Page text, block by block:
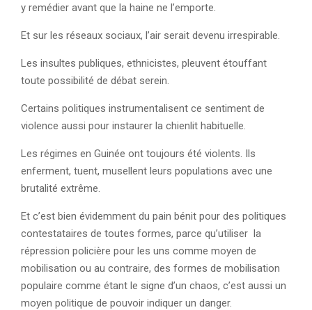
y remédier avant que la haine ne l’emporte.
Et sur les réseaux sociaux, l’air serait devenu irrespirable.
Les insultes publiques, ethnicistes, pleuvent étouffant
toute possibilité de débat serein.
Certains politiques instrumentalisent ce sentiment de
violence aussi pour instaurer la chienlit habituelle.
Les régimes en Guinée ont toujours été violents. Ils
enferment, tuent, musellent leurs populations avec une
brutalité extrême.
Et c’est bien évidemment du pain bénit pour des politiques
contestataires de toutes formes, parce qu’utiliser la
répression policière pour les uns comme moyen de
mobilisation ou au contraire, des formes de mobilisation
populaire comme étant le signe d’un chaos, c’est aussi un
moyen politique de pouvoir indiquer un danger.